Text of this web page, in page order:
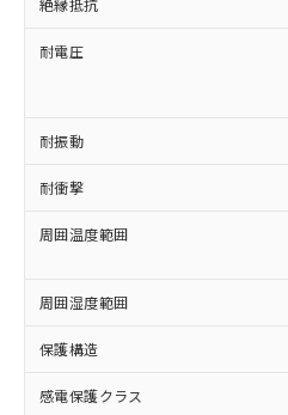
絶縁抵抗
耐電圧
耐振動
耐衝撃
周囲温度範囲
周囲湿度範囲
保護構造
感電保護クラス
本サービスの対
ことをご了承くだ
在庫状況および
記載している更新
タに基づき作成
覧された時点で
準価格とは異なる
正式な納期状況
様のお取引先、
ムロン制御機器
オムロン制御機
販売ネット
在庫状況および標
仕入先様の事情により
いたものが、含有品と
むを得ず変更すること
鉛(Pb) 1000ppm以下、 水銀
六価クロム(Cr(Ⅵ)) 1000ppm
類(PBB) 1000ppm以下、ポリ
ルベンジル（BBP） 1000ppm
（DBP） 1000ppm以下、フ
但し、RoHS指令で産業用監視
適用除外項目は除く。
フタル酸エステル類の４物質
図的な使用がないことを確認
「×」：最大均質材料
基準値を超えているこ
「－」：未確認です。
*中国RoHS10物質の基準値
Pb(鉛) :1000ppm、 Hg(水銀)
Cr(Ⅵ)(六価クロム) : 1000ppm
ニル類) : 1000ppm、 PBDEs(
ル類) : 1000ppm、
DBP(フタル酸ジブチル) :
イソブチル) : 1000ppm、
DEHP(フタル酸ビス(2-エチル
当社は、これら
為替および外国
（以下｢規制貨物
または国外への
国政府の輸出許
可)を取得するな
当社は規制貨物
全に破砕するな
いよう必要な手段
当社は貴社製品
ル、化学兵器、
武器並びにこれ
当社は、貴社製品
一定数以上の
一定数には
在庫なし(最
いては、お
たはお客様
機器販売店・